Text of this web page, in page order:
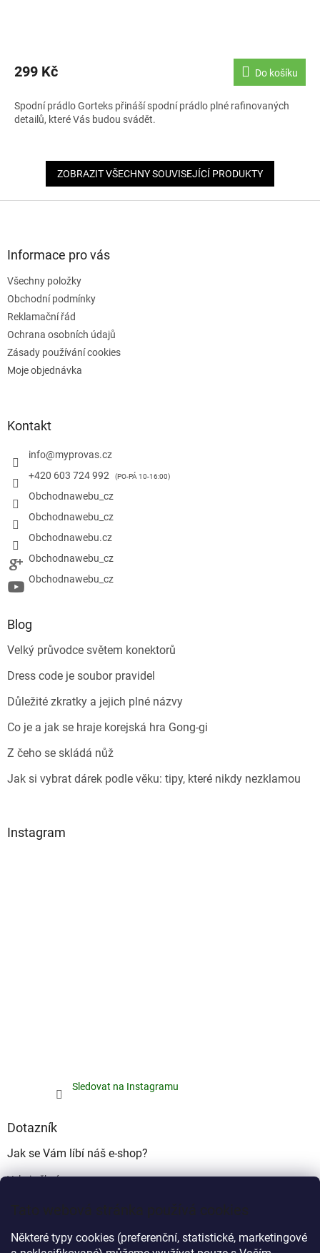
Tato webová stránka používá cookies
Některé typy cookies (preferenční, statistické, marketingové
299 Kč Do košíku
Spodní prádlo Gorteks přináší spodní prádlo plné rafinovaných
detailů, které Vás budou svádět.
ZOBRAZIT VŠECHNY SOUVISEJÍCÍ PRODUKTY
Informace pro vás
Všechny položky
Obchodní podmínky
Reklamační řád
Ochrana osobních údajů
Zásady používání cookies
Moje objednávka
Kontakt
info@myprovas.cz
+420 603 724 992
Obchodnawebu_cz
Obchodnawebu_cz
Obchodnawebu.cz
Obchodnawebu_cz
Obchodnawebu_cz
Blog
Velký průvodce světem konektorů
Dress code je soubor pravidel
Důležité zkratky a jejich plné názvy
Co je a jak se hraje korejská hra Gong-gi
Z čeho se skládá nůž
Jak si vybrat dárek podle věku: tipy, které nikdy nezklamou
Instagram
Sledovat na Instagramu
Dotazník
Jak se Vám líbí náš e-shop?
Velmi pěkný
Ujde to
Nelíbí se mi